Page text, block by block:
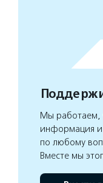
Мы работаем,
информация и
по любому
Вместе мы